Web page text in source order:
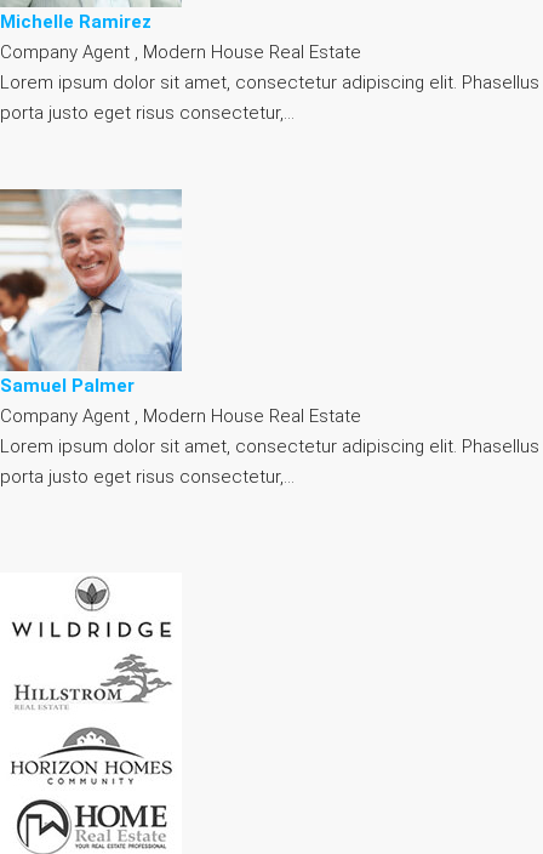
Michelle Ramirez
Company Agent , Modern House Real Estate
Lorem ipsum dolor sit amet, consectetur adipiscing elit. Phasellus
porta justo eget risus consectetur,…
Samuel Palmer
Company Agent , Modern House Real Estate
Lorem ipsum dolor sit amet, consectetur adipiscing elit. Phasellus
porta justo eget risus consectetur,…